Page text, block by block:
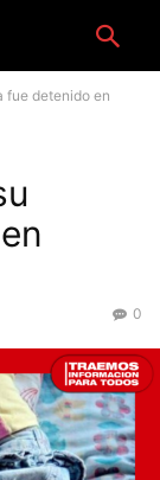
fue detenido en
0